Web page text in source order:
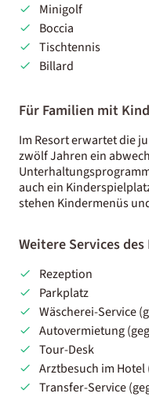
Minigolf
Boccia
Tischtennis
Billard
Für Familien mit
Im Resort erwartet die
zwölf Jahren ein
auch ein
stehen Kindermenüs
Weitere Services
Rezeption
Parkplatz
Wäscherei-Service
Autovermietung
Tour-Desk
Arztbesuch im Hotel
Transfer-Service